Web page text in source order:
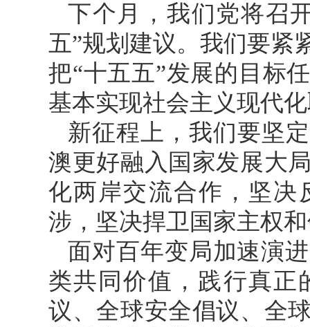
下个月，我们党将召
五”规划建议。我们要紧
把“十五五”发展的目标
基本实现社会主义现代
新征程上，我们要坚
澳更好融入国家发展大
化两岸交流合作，坚决
涉，坚决捍卫国家主权
面对百年变局加速演
类共同价值，践行真正
议、全球安全倡议、全